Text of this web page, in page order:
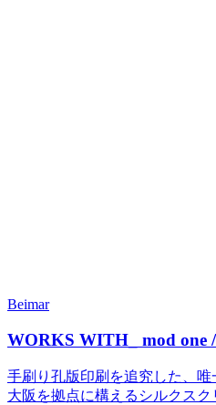
Beimar
WORKS WITH_ mod one
手刷り孔版印刷を追究した、唯
大阪を拠点に構えるシルクス